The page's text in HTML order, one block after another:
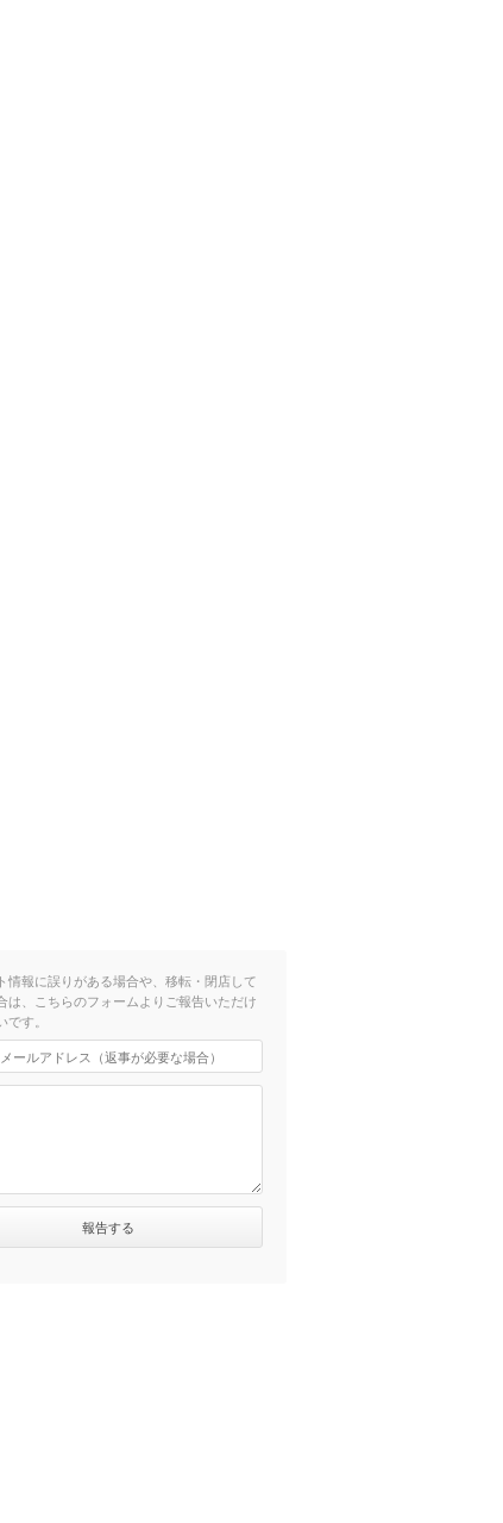
分）
）
情報に誤りがある場合や、移転・閉店して
は、こちらのフォームよりご報告いただけ
す。